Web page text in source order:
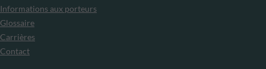
Informations aux porteurs
Glossaire
Carrières
Contact